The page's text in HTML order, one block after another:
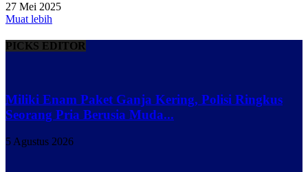
27 Mei 2025
Muat lebih
PICKS EDITOR
Miliki Enam Paket Ganja Kering, Polisi Ringkus
Seorang Pria Berusia Muda...
5 Agustus 2026